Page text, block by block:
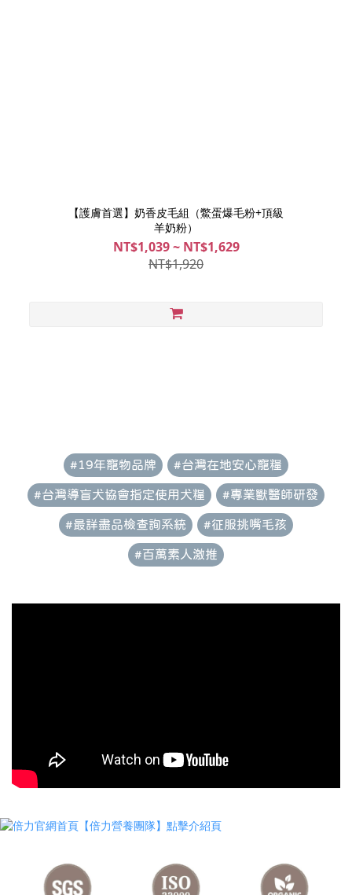
【護膚首選】奶香皮毛組（鱉蛋爆毛粉+頂級
羊奶粉）
NT$1,039 ~ NT$1,629
NT$1,920
#19年寵物品牌 #台灣在地安心寵糧
#台灣導盲犬協會指定使用犬糧 #專業獸醫師研發
#最詳盡品檢查詢系統 #征服挑嘴毛孩
#百萬素人激推